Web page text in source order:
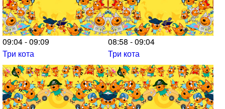
09:04 - 09:09
Три кота
08:58 - 09:04
Три кота